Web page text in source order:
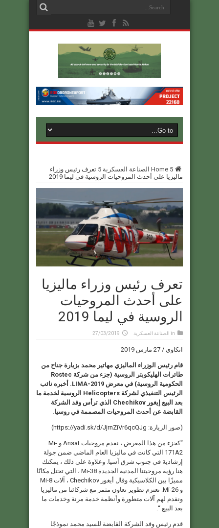
Home 5 الصناعة العسكرية
تعرف رئيس وزراء
ماليزيا على أحدث المروحيات الروسية في ليما 2019
تعرف رئيس وزراء ماليزيا
على أحدث المروحيات
الروسية في ليما 2019
in الصناعة العسكرية 27/03/2019
انكاوي / 27 مارس 2019
قام رئيس الوزراء الماليزي مهاتير محمد بزيارة جناح من
طائرات الهليكوبتر الروسية (جزء من شركة Rostec
الحكومية الروسية) في معرض LIMA-2019. أخبره نائب
الرئيس التنفيذي لشركة Helicopters الروسية لخدمة ما
بعد البيع إيغور Chechikov الذي ترأس وفد الشركة
القابضة عن أحدث المروحيات المصممة في روسيا.
(صور الزيارة: https://yadi.sk/d/JjrnZiVr6qcQJg)
“كجزء من هذا المعرض ، نقدم مروحيات Ansat و Mi-
171A2 التي كانت في ماليزيا العام الماضي ضمن جولة
إرشادية في جنوب شرق آسيا. وعلاوة على ذلك ، يمكنك
هنا رؤية مروحيتنا المدنية الجديدة Mi-38 ، التي تحتل مكانًا
مميزًا بين الكلاسيكية وقال أيغور Chechikov ، آلات Mi-8
و Mi-26. نعتزم تطوير تعاون مثمر مع شركائنا من ماليزيا
ونقدم لهم آلات متطورة وأنظمة خدمة مرنة وخدمات ما
بعد البيع “.
قدم رئيس وفد الشركة القابضة للسيد محمد نموذجًا